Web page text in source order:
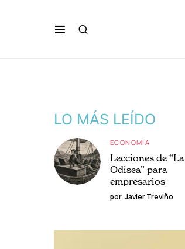
LO MÁS LEÍDO
ECONOMÍA
Lecciones de “La
Odisea” para
empresarios
por Javier Treviño